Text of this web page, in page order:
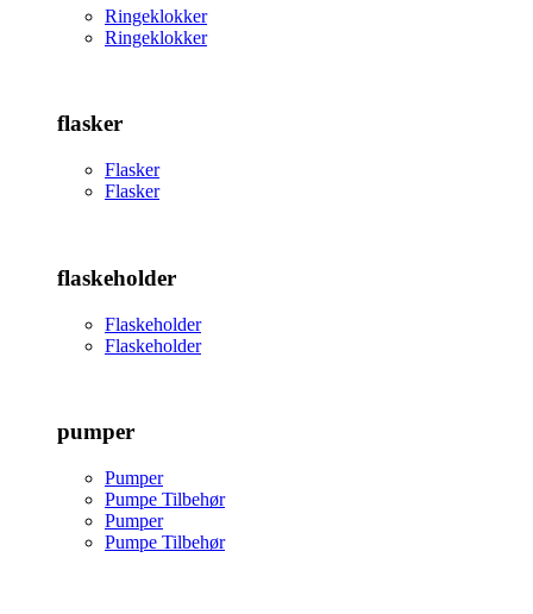
Ringeklokker
Ringeklokker
flasker
Flasker
Flasker
flaskeholder
Flaskeholder
Flaskeholder
pumper
Pumper
Pumpe Tilbehør
Pumper
Pumpe Tilbehør